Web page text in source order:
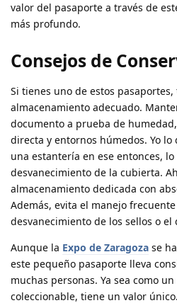
valor del pasaporte a través de
más profundo.
Consejos de
Si tienes uno de estos
almacenamiento adecuado.
documento a prueba de
directa y entornos húmedos. Yo
una estantería en ese entonces,
desvanecimiento de la cubierta.
almacenamiento dedicada con
Además, evita el manejo
desvanecimiento de los sellos o el
Aunque la Expo de Zaragoza se
este pequeño pasaporte lleva
muchas personas. Ya sea como
coleccionable, tiene un valor